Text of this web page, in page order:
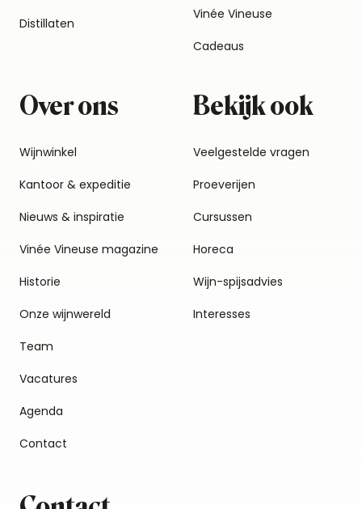
Distillaten
Vinée Vineuse
Cadeaus
Over ons
Wijnwinkel
Kantoor & expeditie
Nieuws & inspiratie
Vinée Vineuse magazine
Historie
Onze wijnwereld
Team
Vacatures
Agenda
Contact
Bekijk ook
Veelgestelde vragen
Proeverijen
Cursussen
Horeca
Wijn-spijsadvies
Interesses